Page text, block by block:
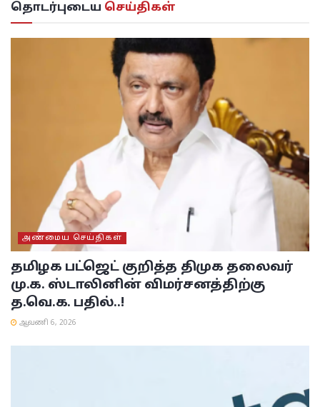
தொடர்புடைய செய்திகள்
அண்மைய செய்திகள்
தமிழக பட்ஜெட் குறித்த திமுக தலைவர்
மு.க. ஸ்டாலினின் விமர்சனத்திற்கு
த.வெ.க. பதில்..!
ஆவணி 6, 2026